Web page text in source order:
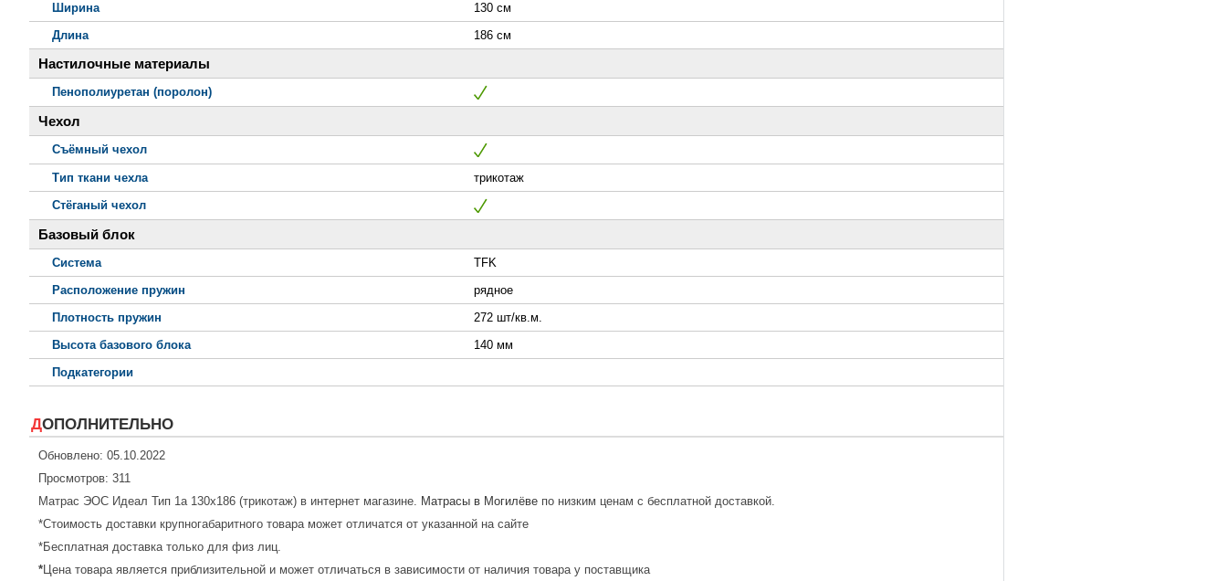
Ширина
130 см
Длина
186 см
Настилочные материалы
Пенополиуретан (поролон)
Чехол
Съёмный чехол
Тип ткани чехла
трикотаж
Стёганый чехол
Базовый блок
Система
TFK
Расположение пружин
рядное
Плотность пружин
272 шт/кв.м.
Высота базового блока
140 мм
Подкатегории
ДОПОЛНИТЕЛЬНО
Обновлено: 05.10.2022
Просмотров: 311
Матрас ЭОС Идеал Тип 1а 130x186 (трикотаж) в интернет магазине. Матрасы в Могилёве по низким ценам с бесплатной доставкой.
*Стоимость доставки крупногабаритного товара может отличатся от указанной на сайте
*Бесплатная доставка только для физ лиц.
*Цена товара является приблизительной и может отличаться в зависимости от наличия товара у поставщика